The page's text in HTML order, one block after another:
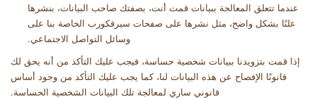
عندما تتعلق المعالجة ببيانات قمت أنت، بصفتك صاحب البيانات، بنشرها
علنًا بشكل واضح، مثل نشرها على صفحات سيرفكورب الخاصة بنا على
وسائل التواصل الاجتماعي.
إذا قمت بتزويدنا ببيانات شخصية حساسة، فيجب عليك التأكد من أنه يحق لك
قانونًا الإفصاح عن هذه البيانات لنا، كما يجب عليك التأكد من وجود أساس
قانوني ساري لمعالجة تلك البيانات الشخصية الحساسة.